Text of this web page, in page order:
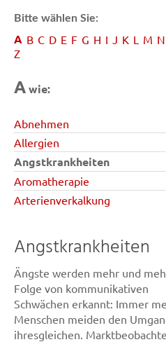
Bitte wählen Sie:
A B C D E F G H I J K L M N
Z
Awie:
Abnehmen
Allergien
Angstkrankheiten
Aromatherapie
Arterienverkalkung
Angstkrankheiten
Ängste werden mehr und
Folge von kommunikativen
Schwächen erkannt: Immer
Menschen meiden den
ihresgleichen.